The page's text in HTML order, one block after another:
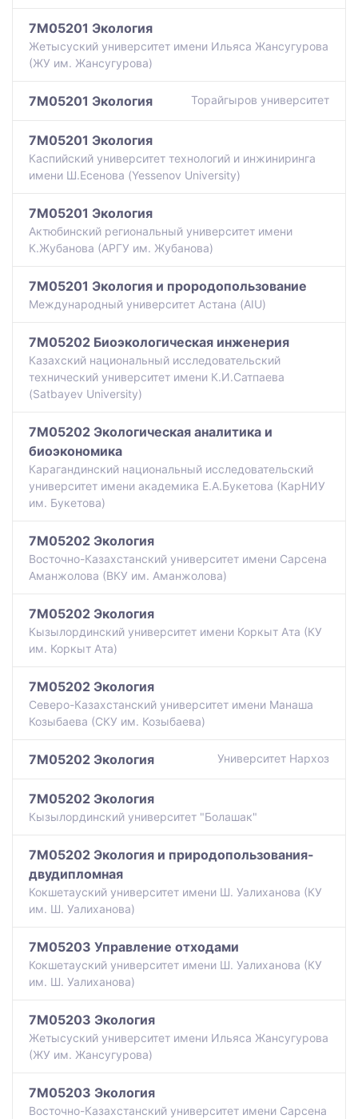
7M05201 Экология
Жетысуский университет имени Ильяса Жансугурова
(ЖУ им. Жансугурова)
7M05201 Экология Торайгыров университет
7M05201 Экология
Каспийский университет технологий и инжиниринга
имени Ш.Есенова (Yessenov University)
7M05201 Экология
Актюбинский региональный университет имени
К.Жубанова (АРГУ им. Жубанова)
7M05201 Экология и прородопользование
Международный университет Астана (AIU)
7M05202 Биоэкологическая инженерия
Казахский национальный исследовательский
технический университет имени К.И.Сатпаева
(Satbayev University)
7M05202 Экологическая аналитика и
биоэкономика
Карагандинский национальный исследовательский
университет имени академика Е.А.Букетова (КарНИУ
им. Букетова)
7M05202 Экология
Восточно-Казахстанский университет имени Сарсена
Аманжолова (ВКУ им. Аманжолова)
7M05202 Экология
Кызылординский университет имени Коркыт Ата (КУ
им. Коркыт Ата)
7M05202 Экология
Северо-Казахстанский университет имени Манаша
Козыбаева (СКУ им. Козыбаева)
7M05202 Экология Университет Нархоз
7M05202 Экология
Кызылординский университет "Болашак"
7M05202 Экология и природопользования-
двудипломная
Кокшетауский университет имени Ш. Уалиханова (КУ
им. Ш. Уалиханова)
7M05203 Управление отходами
Кокшетауский университет имени Ш. Уалиханова (КУ
им. Ш. Уалиханова)
7M05203 Экология
Жетысуский университет имени Ильяса Жансугурова
(ЖУ им. Жансугурова)
7M05203 Экология
Восточно-Казахстанский университет имени Сарсена